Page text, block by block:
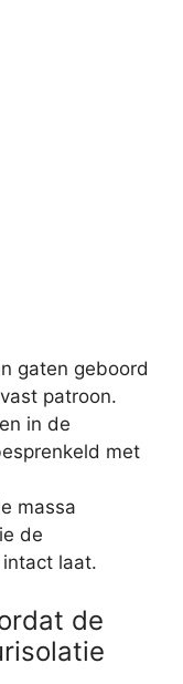
gaten geboord
patroon.
in de
met
massa
de
laat.
de